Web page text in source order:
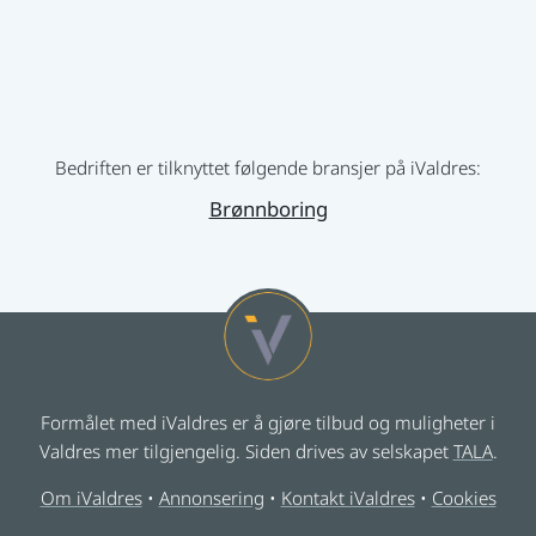
Bedriften er tilknyttet følgende bransjer på iValdres:
Brønnboring
Formålet med iValdres er å gjøre tilbud og muligheter i
Valdres mer tilgjengelig. Siden drives av selskapet TALA.
Om iValdres• Annonsering • Kontakt iValdres• Cookies